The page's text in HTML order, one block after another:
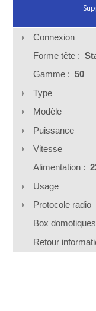
Connexion
Forme tête :
Gamme : 50
Type
Modèle
Puissance
Vitesse
Alimentation :
Usage
Protocole radio
Box
Retour